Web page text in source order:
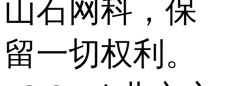
山石网科，保
留一切权利。